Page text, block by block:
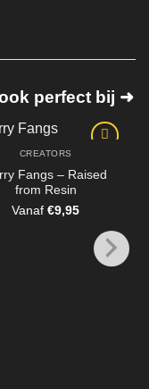
perfect bij ➜
CREATORS
Fangs – Raised
from Resin
Vanaf€9,95